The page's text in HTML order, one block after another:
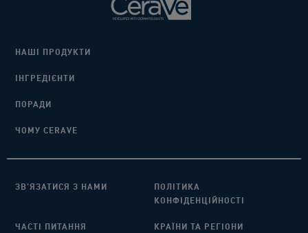
НАШІ ПРОДУКТИ
ІНГРЕДІЄНТИ​
ПОРАДИ​
ЧОМУ CERAVE
ЗВ’ЯЗАТИСЯ З НАМИ​
ПОЛІТИКА
КОНФІДЕНЦІЙНОСТІ
ЧАСТІ ПИТАННЯ​ КРАЇНИ ТА РЕГІОНИ